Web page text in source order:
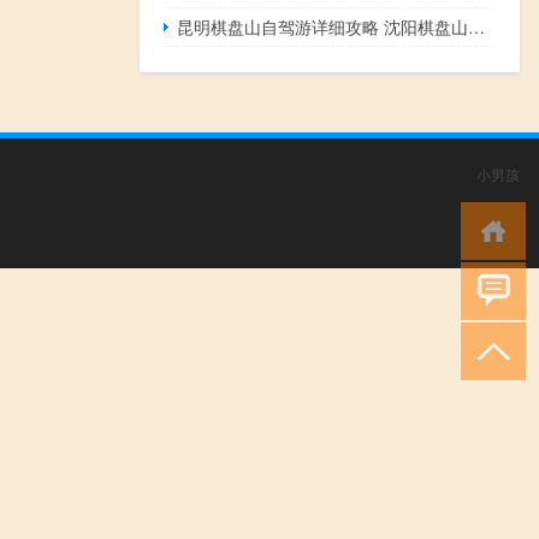
昆明棋盘山自驾游详细攻略 沈阳棋盘山旅游攻略
小男孩